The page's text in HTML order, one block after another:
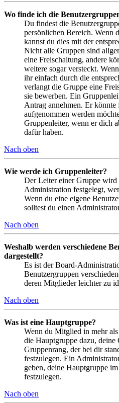
Wo finde ich die
Du findest die
persönlichen Bereich. Wenn
kannst du dies mit der
Nicht alle Gruppen sind
eine Freischaltung, andere
weitere sogar versteckt.
ihr einfach durch die
verlangt die Gruppe eine
sie bewerben. Ein
Antrag annehmen. Er
aufgenommen werden
Gruppenleiter, wenn er dich
dafür haben.
Nach oben
Wie werde ich Gruppenleiter?
Der Leiter einer Gruppe
Administration festgelegt,
Wenn du eine eigene
solltest du einen
Nach oben
Weshalb werden verschiedene
dargestellt?
Es ist der Board-
Benutzergruppen
deren Mitglieder leichter zu
Nach oben
Was ist eine Hauptgruppe?
Wenn du Mitglied in mehr
die Hauptgruppe dazu, deine
Gruppenrang, der bei dir
festzulegen. Ein
geben, deine Hauptgruppe
festzulegen.
Nach oben